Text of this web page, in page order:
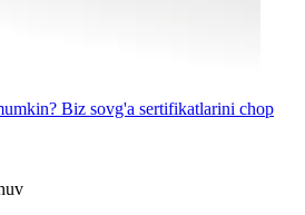
Biz sovg'a sertifikatlarini chop